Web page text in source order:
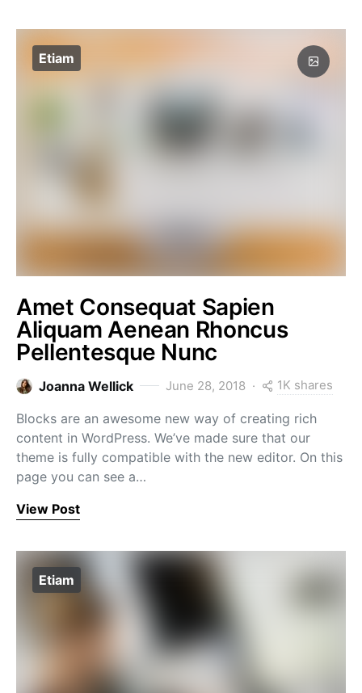
Etiam
Amet Consequat Sapien
Aliquam Aenean Rhoncus
Pellentesque Nunc
Joanna Wellick June 28, 2018 1K shares
Blocks are an awesome new way of creating rich
content in WordPress. We’ve made sure that our
theme is fully compatible with the new editor. On this
page you can see a…
View Post
Etiam